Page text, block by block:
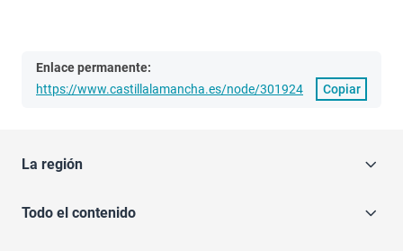
Enlace permanente:
https://www.castillalamancha.es/node/301924
Copiar
La región
Todo el contenido